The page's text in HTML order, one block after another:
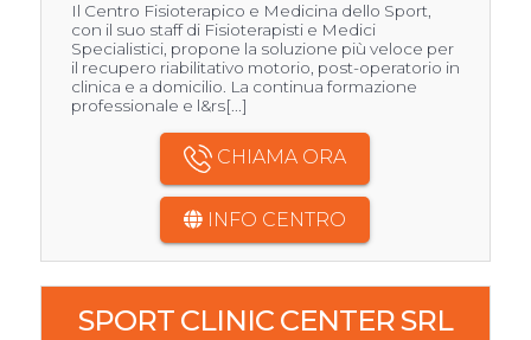
Il Centro Fisioterapico e Medicina dello Sport,
con il suo staff di Fisioterapisti e Medici
Specialistici, propone la soluzione più veloce per
il recupero riabilitativo motorio, post-operatorio in
clinica e a domicilio. La continua formazione
professionale e l&rs[...]
CHIAMA ORA
INFO CENTRO
SPORT CLINIC CENTER SRL